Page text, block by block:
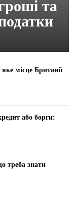
та
місце Британії
або борги:
треба знати